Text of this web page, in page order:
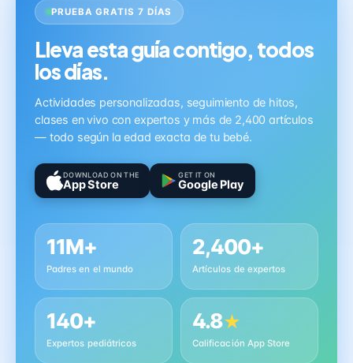
PRUEBA GRATIS 7 DÍAS
Lleva esta guía contigo, todos
los días.
Actividades personalizadas, seguimiento de hitos,
clases en vivo con expertos y más de 2,400 artículos
— todo según la edad exacta de tu bebé.
DOWNLOAD ON THE
App Store
GET IT ON
Google Play
11M+
Padres en el mundo
2,400+
Artículos de expertos
140+
Expertos pediátricos
4.8★
Calificación App Store